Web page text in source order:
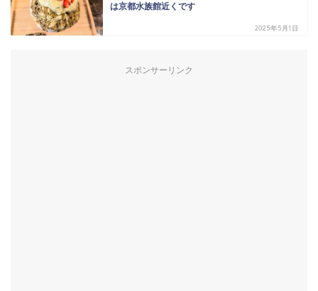
は京都水族館近くです
2025年5月1日
スポンサーリンク